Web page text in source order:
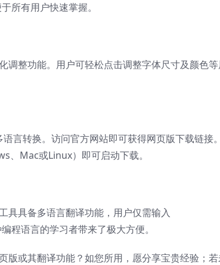
所有用户快速掌握。
整功能。用户可轻松点击调整字体尺寸及颜色
言转换。访问官方网站即可获得网页版下载链接
、Mac或Linux）即可启动下载。
具备多语言翻译功能，用户仅需输入
程语言的学习者带来了极大方便。
或其翻译功能？如您所用，愿分享宝贵经验；